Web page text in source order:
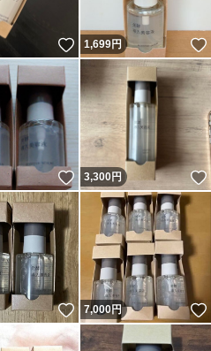
いいね！
1,699円
いいね！
3,300円
いいね！
7,000円